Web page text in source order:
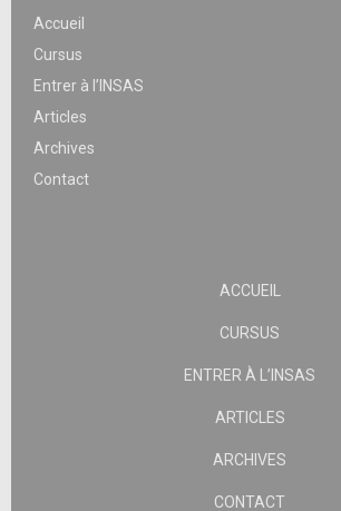
Accueil
Cursus
Entrer à l’INSAS
Articles
Archives
Contact
ACCUEIL
CURSUS
ENTRER À L’INSAS
ARTICLES
ARCHIVES
CONTACT